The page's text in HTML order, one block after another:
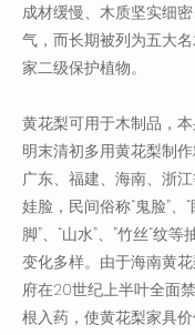
成材缓慢、木质坚实细
气，而长期被列为五大
家二级保护植物。
黄花梨可用于木制品，
明末清初多用黄花梨制
广东、福建、海南、浙
娃脸，民间俗称“鬼脸”、“
脚”、“山水”、”竹丝“纹
变化多样。由于海南黄
府在20世纪上半叶全面
根入药，使黄花梨家具价